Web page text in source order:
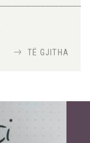
TË GJITHA